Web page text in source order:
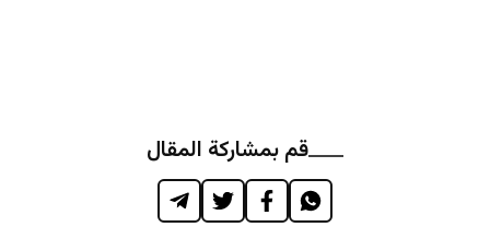
قم بمشاركة المقال